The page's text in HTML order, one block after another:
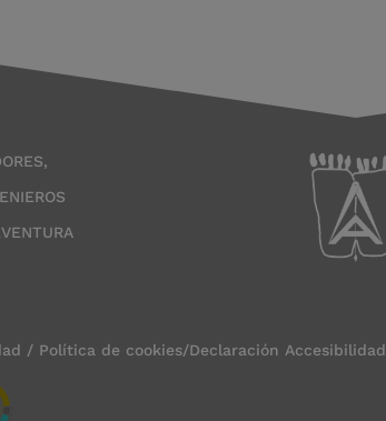
/ Política de cookies/Declaración Accesibilidad